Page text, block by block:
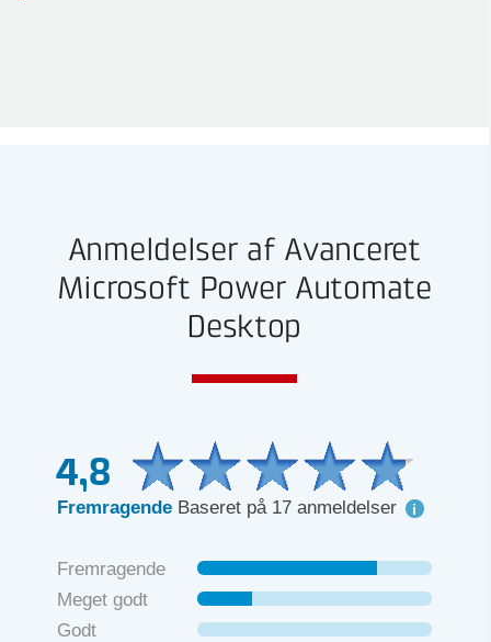
Anmeldelser af Avanceret
Microsoft Power Automate
Desktop
4,8
Fremragende Baseret på 17 anmeldelser
Fremragende
Meget godt
Godt